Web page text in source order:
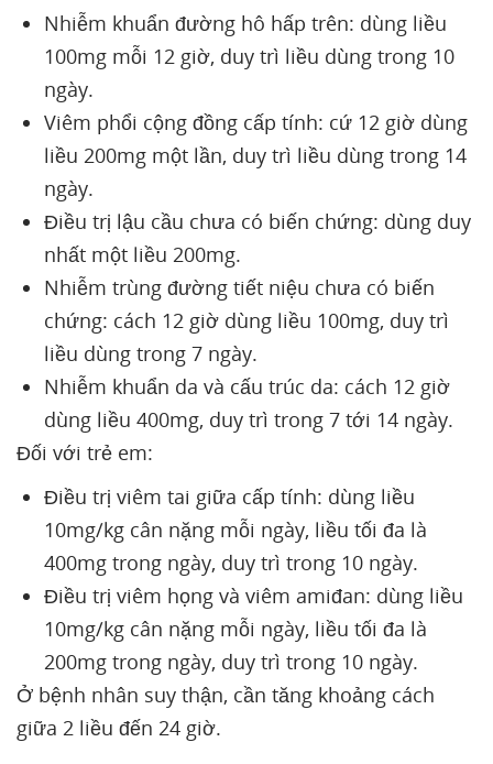
Nhiễm khuẩn đường hô hấp trên: dùng liều
100mg mỗi 12 giờ, duy trì liều dùng trong 10
ngày.
Viêm phổi cộng đồng cấp tính: cứ 12 giờ dùng
liều 200mg một lần, duy trì liều dùng trong 14
ngày.
Điều trị lậu cầu chưa có biến chứng: dùng duy
nhất một liều 200mg.
Nhiễm trùng đường tiết niệu chưa có biến
chứng: cách 12 giờ dùng liều 100mg, duy trì
liều dùng trong 7 ngày.
Nhiễm khuẩn da và cấu trúc da: cách 12 giờ
dùng liều 400mg, duy trì trong 7 tới 14 ngày.
Đối với trẻ em:
Điều trị viêm tai giữa cấp tính: dùng liều
10mg/kg cân nặng mỗi ngày, liều tối đa là
400mg trong ngày, duy trì trong 10 ngày.
Điều trị viêm họng và viêm amiđan: dùng liều
10mg/kg cân nặng mỗi ngày, liều tối đa là
200mg trong ngày, duy trì trong 10 ngày.
Ở bệnh nhân suy thận, cần tăng khoảng cách
giữa 2 liều đến 24 giờ.